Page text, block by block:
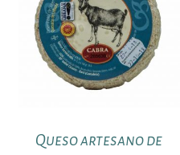
Queso artesano de